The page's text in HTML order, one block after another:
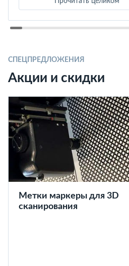
СПЕЦПРЕДЛОЖЕНИЯ
Акции и скидки
Метки маркеры для 3D
сканирования